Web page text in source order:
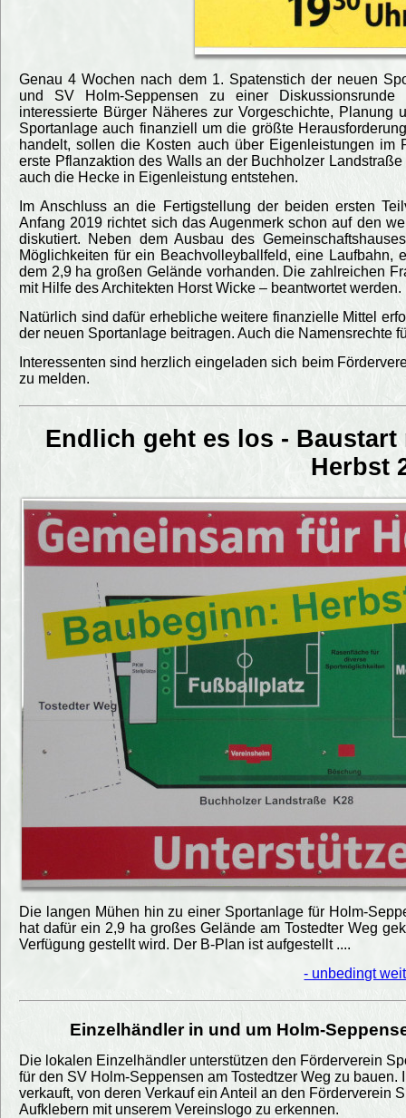
Genau 4 Wochen nach dem 1. Spatenstich der neuen
und SV Holm-Seppensen zu einer
interessierte Bürger Näheres zur Vorgeschichte,
Sportanlage auch finanziell um die größte
handelt, sollen die Kosten auch über Eigenleistungen
erste Pflanzaktion des Walls an der Buchholzer
auch die Hecke in Eigenleistung entstehen.
Im Anschluss an die Fertigstellung der beiden ersten
Anfang 2019 richtet sich das Augenmerk schon auf den
diskutiert. Neben dem Ausbau des
Möglichkeiten für ein Beachvolleyballfeld, eine
dem 2,9 ha großen Gelände vorhanden. Die zahlreichen
mit Hilfe des Architekten Horst Wicke – beantwortet werden.
Natürlich sind dafür erhebliche weitere finanzielle Mittel
der neuen Sportanlage beitragen. Auch die Namensrechte
Interessenten sind herzlich eingeladen sich beim
zu melden.
Endlich geht es los -
Herbst
Die langen Mühen hin zu einer Sportanlage für Holm-
hat dafür ein 2,9 ha großes Gelände am Tostedter Weg
Verfügung gestellt wird. Der B-Plan ist aufgestellt ....
- unbedingt
Einzelhändler in und um Holm-
Die lokalen Einzelhändler unterstützen den Förderverein
für den SV Holm-Seppensen am Tostedtzer Weg zu
verkauft, von deren Verkauf ein Anteil an den Förderverein
Aufklebern mit unserem Vereinslogo zu erkennen.